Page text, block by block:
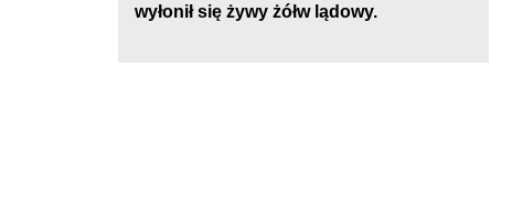
wyłonił się żywy żółw lądowy.